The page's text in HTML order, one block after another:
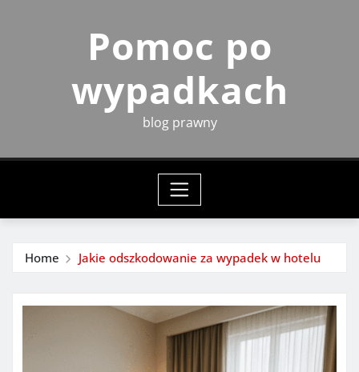
Pomoc po
wypadkach
blog prawny
Home Jakie odszkodowanie za wypadek w hotelu